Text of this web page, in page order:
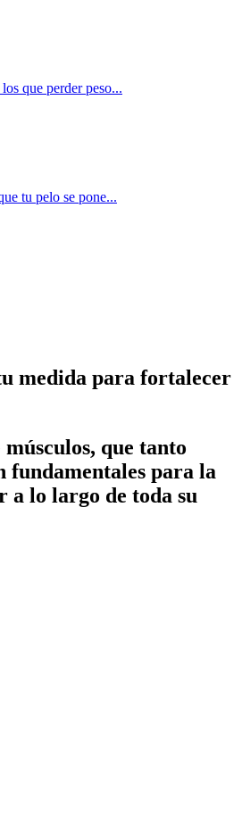
que perder peso...
tu pelo se pone...
medida para fortalecer
que tanto
fundamentales para la
a lo largo de toda su